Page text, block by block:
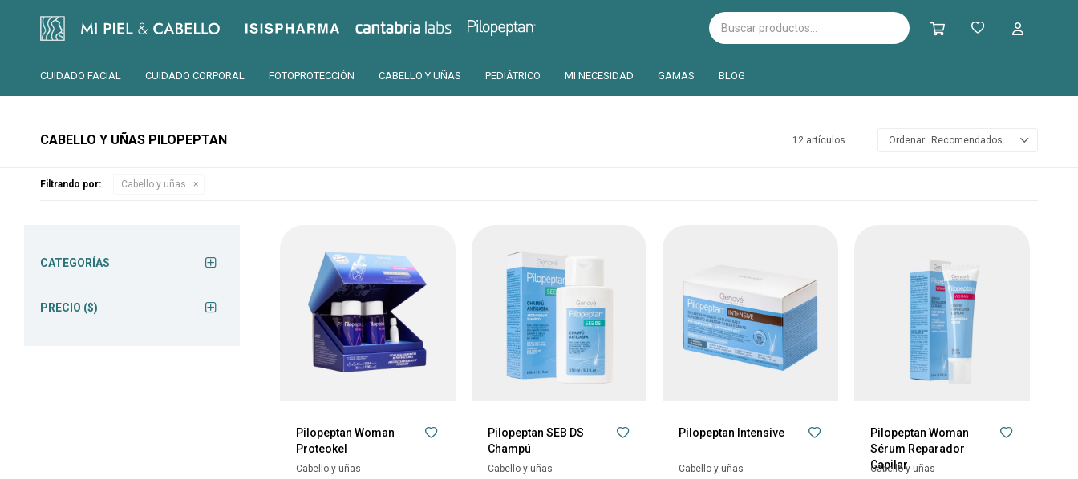
CUIDADO FACIAL CUIDADO CORPORAL FOTOPROTECCIÓN CABELLO Y UÑAS PEDIÁTRICO MI NECESIDAD GAMAS BLOG
Isispharma Cantabria Pilopeptan
CABELLO Y UÑAS PILOPEPTAN 12 artículos Recomendados
Filtrando por: Cabello y uñas
Pilopeptan Woman
Proteokel
Cabello y uñas
Pilopeptan SEB DS
Champú
Cabello y uñas
Pilopeptan Intensive
Cabello y uñas
Pilopeptan Woman
Sérum Reparador
Capilar
Cabello y uñas
CATEGORÍAS
PRECIO ($)